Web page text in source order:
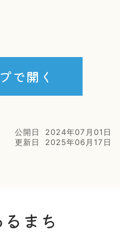
で開く
公開日
2024年07月01日
更新日
2025年06月17日
まち